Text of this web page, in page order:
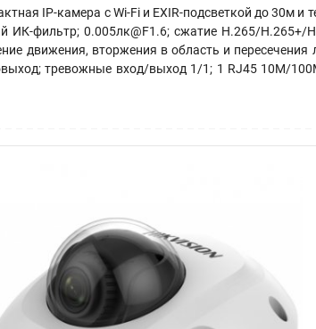
IP-камера с Wi-Fi и EXIR-подсветкой до 30м и
ИК-фильтр; 0.005лк@F1.6; сжатие H.265/H.265+/
движения, вторжения в область и
тревожные вход/выход 1/1; 1 RJ45 10M/